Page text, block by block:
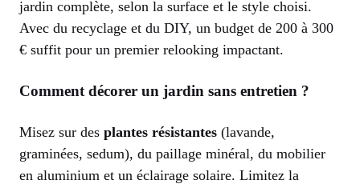
jardin complète, selon la surface et le style choisi.
Avec du recyclage et du DIY, un budget de 200 à 300
€ suffit pour un premier relooking impactant.
Comment décorer un jardin sans entretien ?
Misez sur des plantes résistantes (lavande,
graminées, sedum), du paillage minéral, du mobilier
en aluminium et un éclairage solaire. Limitez la